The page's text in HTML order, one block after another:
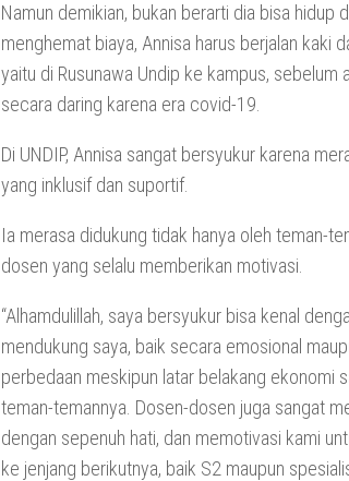
Namun demikian, bukan berarti dia bisa hidup
menghemat biaya, Annisa harus berjalan kaki
yaitu di Rusunawa Undip ke kampus, sebelum
secara daring karena era covid-19.
Di UNDIP, Annisa sangat bersyukur karena
yang inklusif dan suportif.
Ia merasa didukung tidak hanya oleh teman-
dosen yang selalu memberikan motivasi.
“Alhamdulillah, saya bersyukur bisa kenal
mendukung saya, baik secara emosional
perbedaan meskipun latar belakang ekonomi
teman-temannya. Dosen-dosen juga sangat
dengan sepenuh hati, dan memotivasi kami
ke jenjang berikutnya, baik S2 maupun